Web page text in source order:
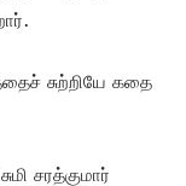
சுற்றியே கதை
சரத்குமார்